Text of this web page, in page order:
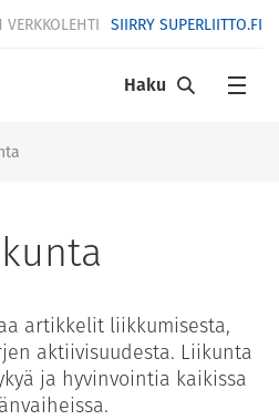
SIIRRY SUPERLIITTO.FI
Haku
artikkelit liikkumisesta,
aktiivisuudesta. Liikunta
ja hyvinvointia kaikissa